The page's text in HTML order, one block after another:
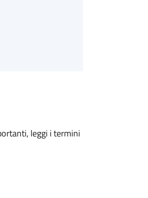
leggi i termini